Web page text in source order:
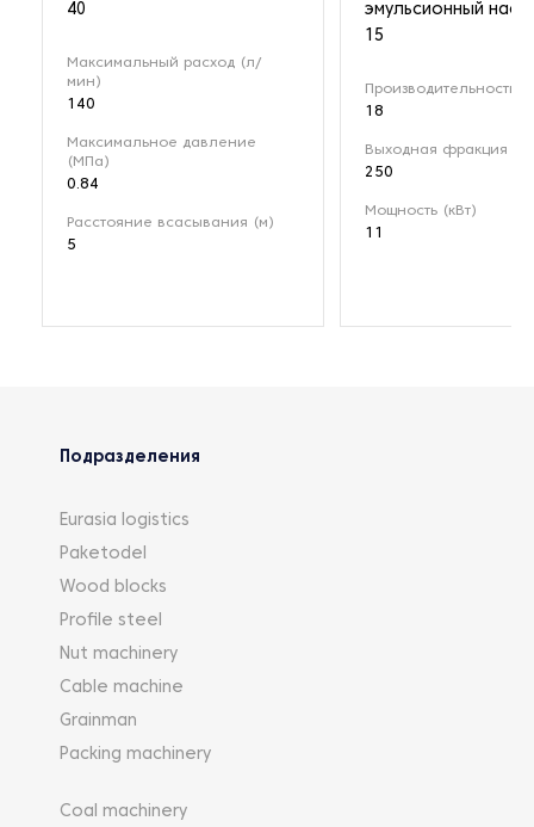
40
Максимальный расход (л/
мин)
140
Максимальное давление
(МПа)
0.84
Расстояние всасывания (м)
5
эмульсионный
15
Производительность
18
Выходная фракция
250
Мощность (кВт)
11
Подразделения
Eurasia logistics
Paketodel
Wood blocks
Profile steel
Nut machinery
Cable machine
Grainman
Packing machinery
Coal machinery